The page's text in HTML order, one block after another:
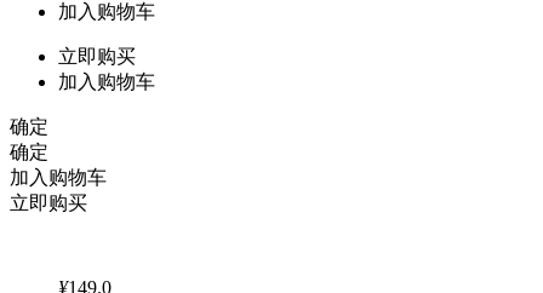
加入购物车
立即购买
加入购物车
确定
确定
加入购物车
立即购买
¥149.0